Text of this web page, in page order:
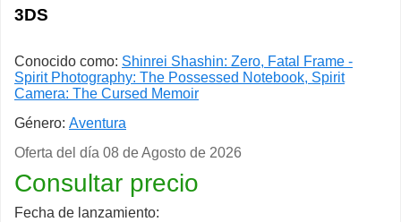
3DS
Conocido como: Shinrei Shashin: Zero, Fatal Frame -
Spirit Photography: The Possessed Notebook, Spirit
Camera: The Cursed Memoir
Género: Aventura
Oferta del día 08 de Agosto de 2026
Consultar precio
Fecha de lanzamiento: